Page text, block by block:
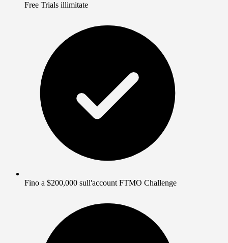
Free Trials illimitate
Fino a $200,000 sull'account FTMO Challenge